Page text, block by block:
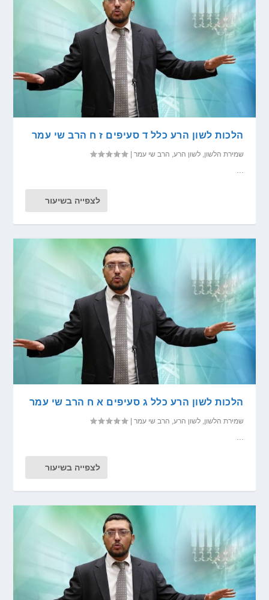
הלכות לשון הרע כלל ד סעיפים ז ח הרב שי עמר
שמירת הלשון,לשון הרע, הרב שי עמר |
לצפייה בשיעור
הלכות לשון הרע כלל ג סעיפים א ח הרב שי עמר
שמירת הלשון,לשון הרע, הרב שי עמר |
לצפייה בשיעור